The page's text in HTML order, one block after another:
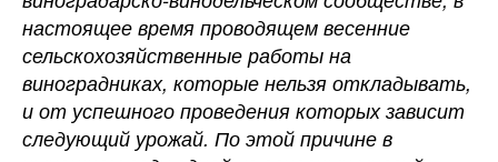
настоящее время проводящем весенние
сельскохозяйственные работы на
виноградниках, которые нельзя откладывать,
и от успешного проведения которых зависит
следующий урожай. По этой причине в